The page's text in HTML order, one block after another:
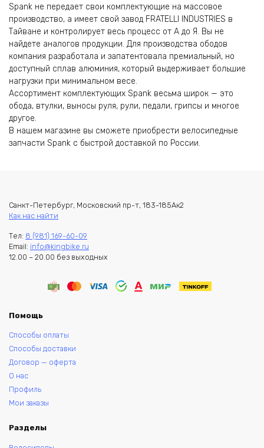
Spank не передает свои комплектующие на массовое
производство, а имеет свой завод FRATELLI INDUSTRIES в
Тайване и контролирует весь процесс от А до Я. Вы не
найдете аналогов продукции. Для производства ободов
компания разработала и запатентовала премиальный, но
доступный сплав алюминия, который выдерживает большие
нагрузки при минимальном весе.
Ассортимент комплектующих Spank весьма широк — это
обода, втулки, выносы руля, рули, педали, грипсы и многое
другое.
В нашем магазине вы сможете приобрести велосипедные
запчасти Spank с быстрой доставкой по России.
Санкт-Петербург, Московский пр-т, 183-185Ак2
Как нас найти
Тел: 8 (981) 169-60-09
Email: info@kingbike.ru
12.00 – 20.00 без выходных
Помощь
Способы оплаты
Способы доставки
Договор — оферта
О нас
Профиль
Мои заказы
Разделы